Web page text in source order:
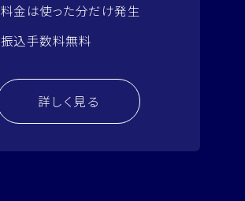
料金は使った分だけ発生
振込手数料無料
詳しく見る